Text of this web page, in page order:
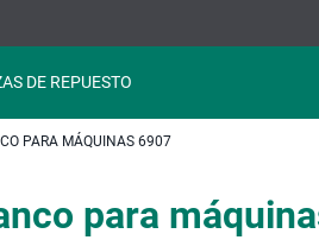
DE REPUESTO
PARA MÁQUINAS 6907
para